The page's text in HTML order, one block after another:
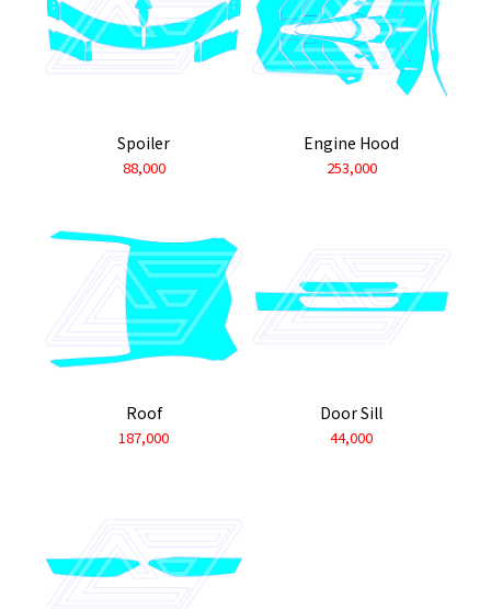
Spoiler
88,000
Engine Hood
253,000
Roof
187,000
Door Sill
44,000